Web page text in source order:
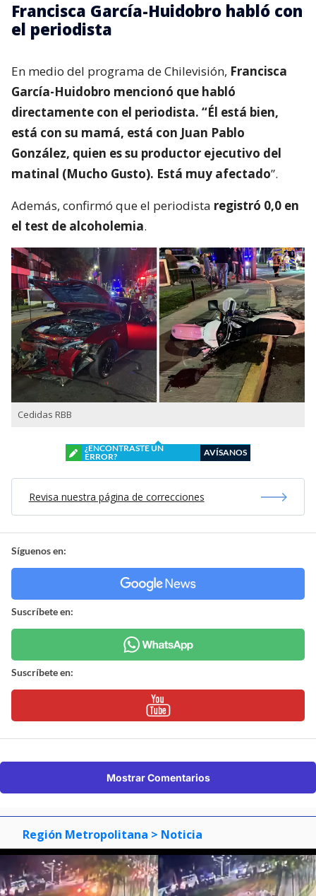
Francisca García-Huidobro habló con
el periodista
En medio del programa de Chilevisión, Francisca
García-Huidobro mencionó que habló
directamente con el periodista. “Él está bien,
está con su mamá, está con Juan Pablo
González, quien es su productor ejecutivo del
matinal (Mucho Gusto). Está muy afectado”.
Además, confirmó que el periodista registró 0,0 en
el test de alcoholemia.
Cedidas RBB
¿ENCONTRASTE UN
ERROR?
AVÍSANOS
Revisa nuestra página de correcciones
Síguenos en:
Suscríbete en:
Suscríbete en:
Mostrar Comentarios
Región Metropolitana > Noticia